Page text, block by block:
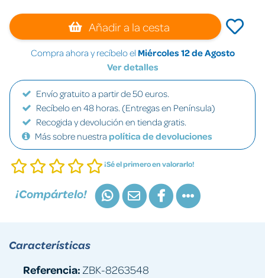
Añadir a la cesta
Compra ahora y recíbelo el Miércoles 12 de Agosto
Ver detalles
Envío gratuito a partir de 50 euros.
Recíbelo en 48 horas. (Entregas en Península)
Recogida y devolución en tienda gratis.
Más sobre nuestra política de devoluciones
¡Sé el primero en valorarlo!
¡Compártelo!
Características
Referencia: ZBK-8263548